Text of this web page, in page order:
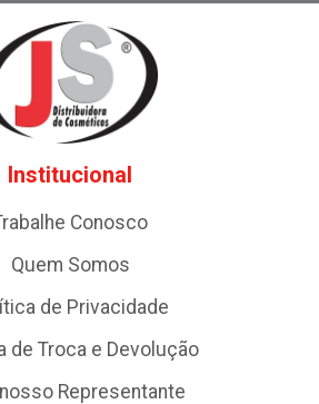
Institucional
Conosco
Quem Somos
de Privacidade
de Troca e Devolução
Representante